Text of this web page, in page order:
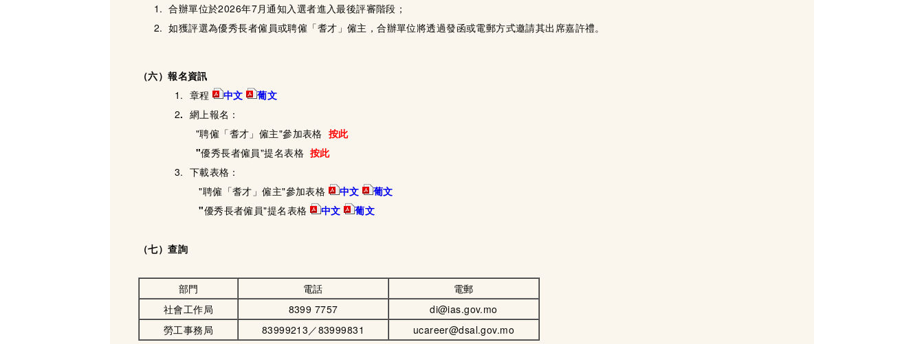
合辦單位於2026年7月通知入選者進入最後評審階段；
如獲評選為優秀長者僱員或聘僱「耆才」僱主，合辦單位將透過發函或電郵方式邀請其出席嘉許禮。
（六）報名資訊
1. 章程 中文
葡文
2. 網上報名：
"聘僱「耆才」僱主"參加表格 按此
"優秀長者僱員"提名表格 按此
3. 下載表格：
"聘僱「耆才」僱主"參加表格
中文
葡文
"優秀長者僱員"提名表格 中文 葡文
（七）查詢
部門 電話
電郵
社會工作局
8399 7757
di@ias.gov.mo
勞工事務局
83999213／83999831 ucareer@dsal.gov.mo